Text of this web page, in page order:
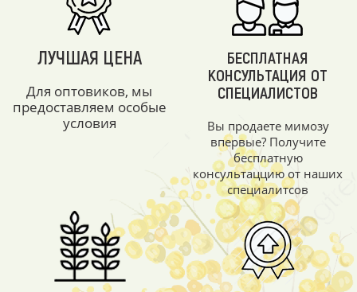
ЛУЧШАЯ ЦЕНА
Для оптовиков, мы
предоставляем особые
условия
БЕСПЛАТНАЯ
КОНСУЛЬТАЦИЯ ОТ
СПЕЦИАЛИСТОВ
Вы продаете мимозу
впервые? Получите
бесплатную
консультаццию от наших
специалитсов